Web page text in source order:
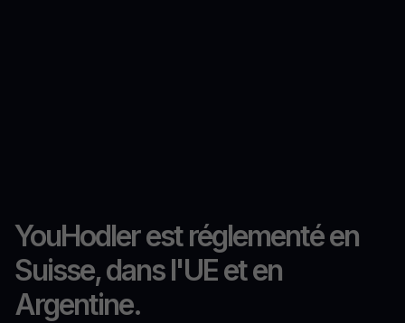
YouHodler est réglementé en
Suisse, dans l'UE et en
Argentine.